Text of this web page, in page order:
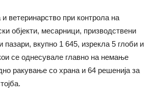
и ветеринарство при контрола на
објекти, месарници, призводствени
пазари, вкупно 1 645, изрекла 5 глоби и
се однесувале главно на немање
ракување со храна и 64 решенија за